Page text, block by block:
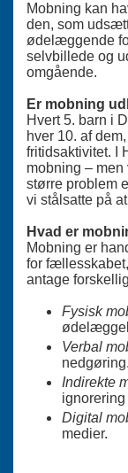
Mobning kan
den, som
ødelæggende
selvbillede og
omgående.
Er mobning
Hvert 5. barn i
hver 10. af
fritidsaktivitet. I
mobning – men
større problem
vi stålsatte på
Hvad er
Mobning er
for
antage
Fysisk
Verbal
nedgøring.
Indirekte
Digital
medier.